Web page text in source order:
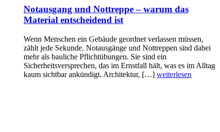
Notausgang und Nottreppe – warum das
Material entscheidend ist
Wenn Menschen ein Gebäude geordnet verlassen müssen,
zählt jede Sekunde. Notausgänge und Nottreppen sind dabei
mehr als bauliche Pflichtübungen. Sie sind ein
Sicherheitsversprechen, das im Ernstfall hält, was es im Alltag
kaum sichtbar ankündigt. Architektur, […] weiterlesen